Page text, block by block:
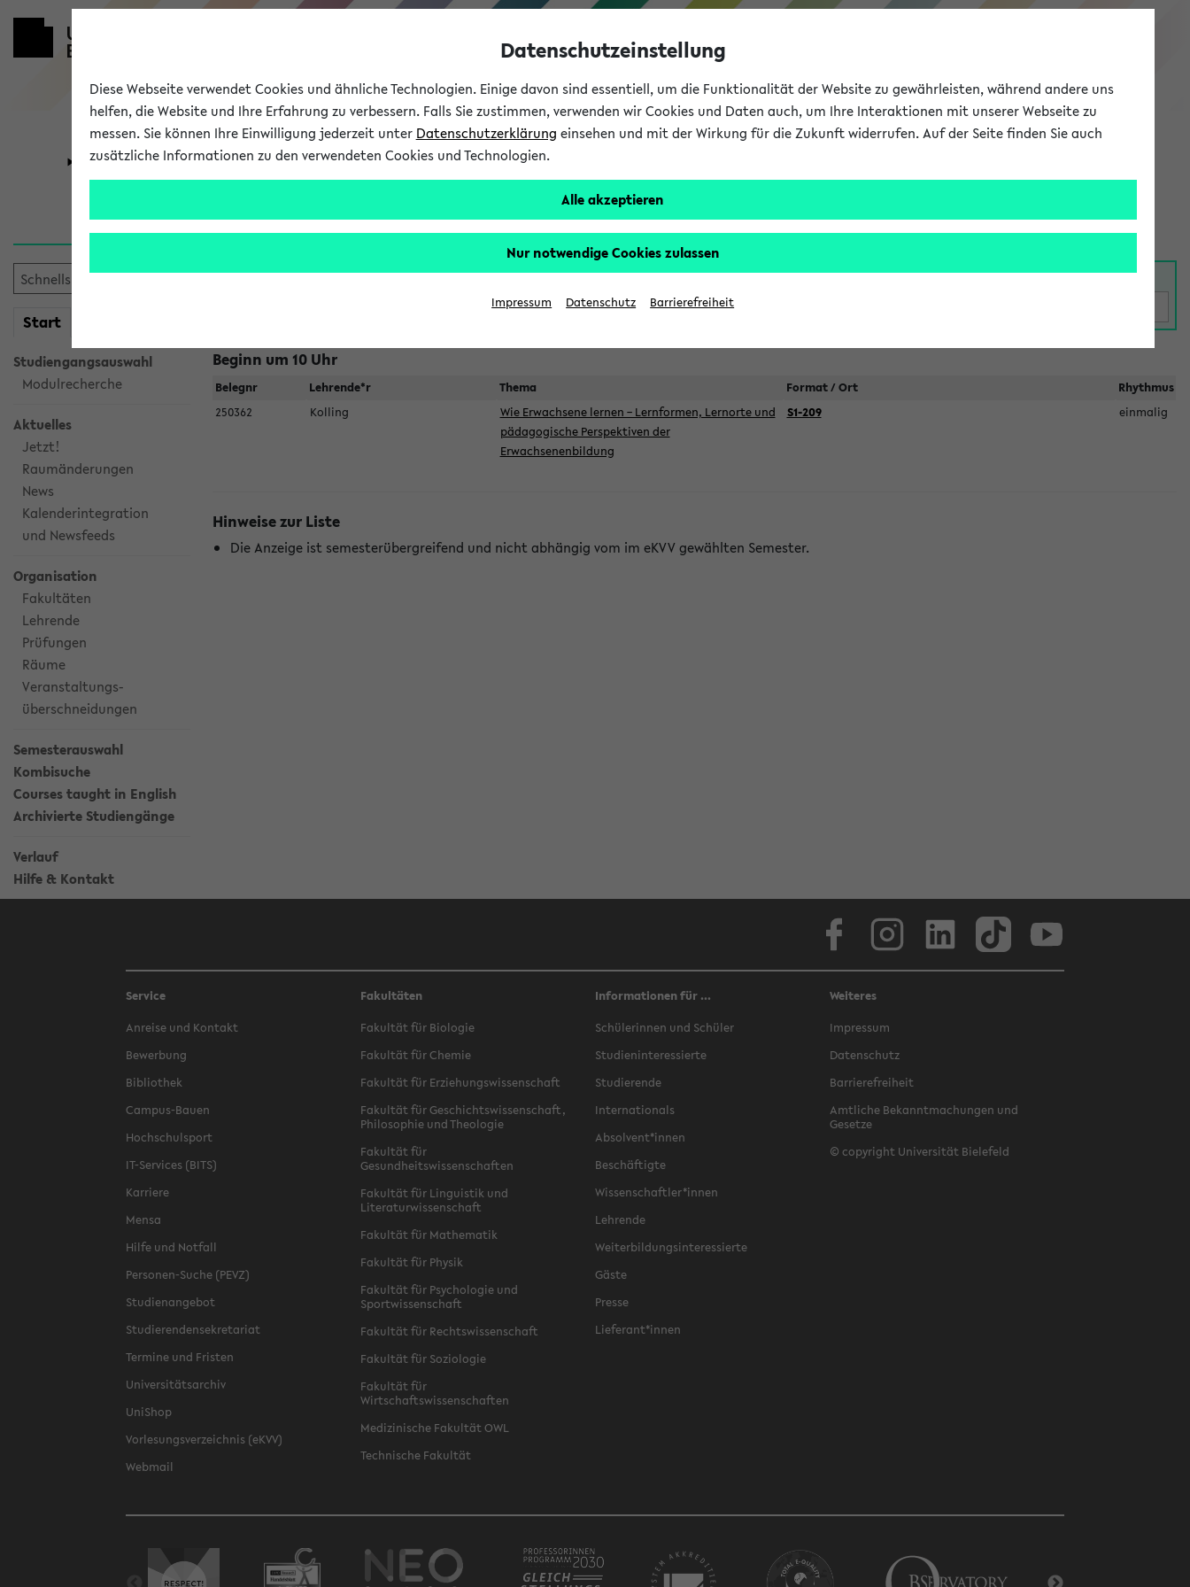
eKVV
Universität Forschung Studium
Start
Studiengangsauswahl
Modulrecherche
Aktuelles
Jetzt!
Raumänderungen
News
Kalenderintegration
und Newsfeeds
Organisation
Fakultäten
Lehrende
Prüfungen
Räume
Veranstaltungs-
überschneidungen
Semesterauswahl
Kombisuche
Courses taught in English
Archivierte Studiengänge
Verlauf
Hilfe & Kontakt
Jetzt und in Kürze stattfindende Veranstaltungen
Suche:
Beginn um 10 Uhr
Belegnr Lehrende*r Thema Format / Ort
Rhythmus
250362
Kolling
Wie Erwachsene lernen – Lernformen, Lernorte und
pädagogische Perspektiven der
Erwachsenenbildung
S1-209 einmalig
Hinweise zur Liste
Die Anzeige ist semesterübergreifend und nicht abhängig vom im eKVV gewählten Semester.
Service
Anreise und Kontakt
Bewerbung
Bibliothek
Campus-Bauen
Hochschulsport
IT-Services (BITS)
Karriere
Mensa
Hilfe und Notfall
Personen-Suche (PEVZ)
Studienangebot
Studierendensekretariat
Termine und Fristen
Universitätsarchiv
UniShop
Vorlesungsverzeichnis (eKVV)
Webmail
Fakultäten
Fakultät für Biologie
Fakultät für Chemie
Fakultät für Erziehungswissenschaft
Fakultät für Geschichtswissenschaft,
Philosophie und Theologie
Fakultät für
Gesundheitswissenschaften
Fakultät für Linguistik und
Literaturwissenschaft
Fakultät für Mathematik
Fakultät für Physik
Fakultät für Psychologie und
Sportwissenschaft
Fakultät für Rechtswissenschaft
Fakultät für Soziologie
Fakultät für
Wirtschaftswissenschaften
Medizinische Fakultät OWL
Technische Fakultät
Informationen für ...
Schülerinnen und Schüler
Studieninteressierte
Studierende
Internationals
Absolvent*innen
Beschäftigte
Wissenschaftler*innen
Lehrende
Weiterbildungsinteressierte
Gäste
Presse
Lieferant*innen
Weiteres
Impressum
Datenschutz
Barrierefreiheit
Amtliche Bekanntmachungen und
Gesetze
© copyright Universität Bielefeld
Datenschutzeinstellung
Diese Webseite verwendet Cookies und ähnliche Technologien. Einige davon sind essentiell, um die Funktionalität der Website zu gewährleisten, während andere uns
helfen, die Website und Ihre Erfahrung zu verbessern. Falls Sie zustimmen, verwenden wir Cookies und Daten auch, um Ihre Interaktionen mit unserer Webseite zu
messen. Sie können Ihre Einwilligung jederzeit unter Datenschutzerklärung einsehen und mit der Wirkung für die Zukunft widerrufen. Auf der Seite finden Sie auch
zusätzliche Informationen zu den verwendeten Cookies und Technologien.
Alle akzeptieren
Nur notwendige Cookies zulassen
Impressum Datenschutz Barrierefreiheit